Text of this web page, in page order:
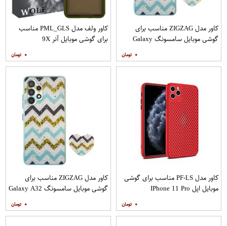
کاور مدل ZIGZAG مناسب برای
گوشی موبایل سامسونگ Galaxy
۰
کاور ولف مدل PML_GLS مناسب
برای گوشی موبایل آنر 9X
۰
کاور مدل PF-LS مناسب برای گوشی
موبایل اپل IPhone 11 Pro
۰
کاور مدل ZIGZAG مناسب برای
گوشی موبایل سامسونگ Galaxy A32
۰